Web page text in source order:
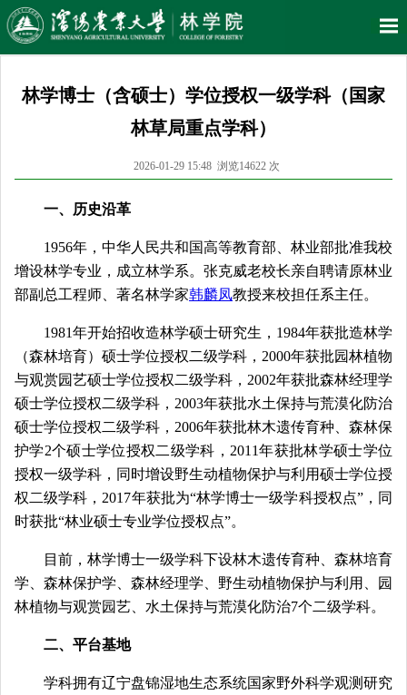
林学博士（含硕士）学位授权一级学科（国家
林草局重点学科）
2026-01-29 15:48 浏览14622 次
一、历史沿革
1956年，中华人民共和国高等教育部、林业部批准我校
增设林学专业，成立林学系。张克威老校长亲自聘请原林业
部副总工程师、著名林学家韩麟凤教授来校担任系主任。
1981年开始招收造林学硕士研究生，1984年获批造林学
（森林培育） 硕士学位授权二级学科，2000年获批园林植物
与观赏园艺硕士学位授权二级学科，2002年获批森林经理学
硕士学位授权二级学科，2003年获批水土保持与荒漠化防治
硕士学位授权二级学科，2006年获批林木遗传育种、森林保
护学2个硕士学位授权二级学科，2011年获批林学硕士学位
授权一级学科，同时增设野生动植物保护与利用硕士学位授
权二级学科，2017年获批为“林学博士一级学科授权点”，同
时获批“林业硕士专业学位授权点”。
目前，林学博士一级学科下设林木遗传育种、森林培育
学、森林保护学、森林经理学、野生动植物保护与利用、园
林植物与观赏园艺、水土保持与荒漠化防治7个二级学科。
二、平台基地
学科拥有辽宁盘锦湿地生态系统国家野外科学观测研究